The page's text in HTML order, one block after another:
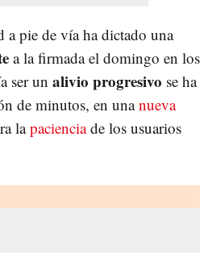
a pie de vía ha dictado una
a la firmada el domingo en los
ser un alivio progresivo se ha
de minutos, en unanueva
lapacienciade los usuarios